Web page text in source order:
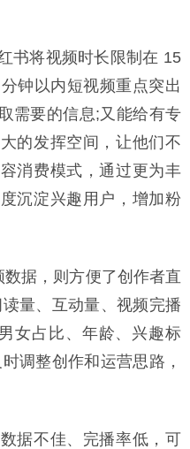
书将视频时长限制在 15
钟以内短视频重点突出
需要的信息;又能给有专
的发挥空间，让他们不
消费模式，通过更为丰
沉淀兴趣用户，增加粉
据，则方便了创作者直
量、互动量、视频完播
女占比、年龄、兴趣标
调整创作和运营思路，
据不佳、完播率低，可